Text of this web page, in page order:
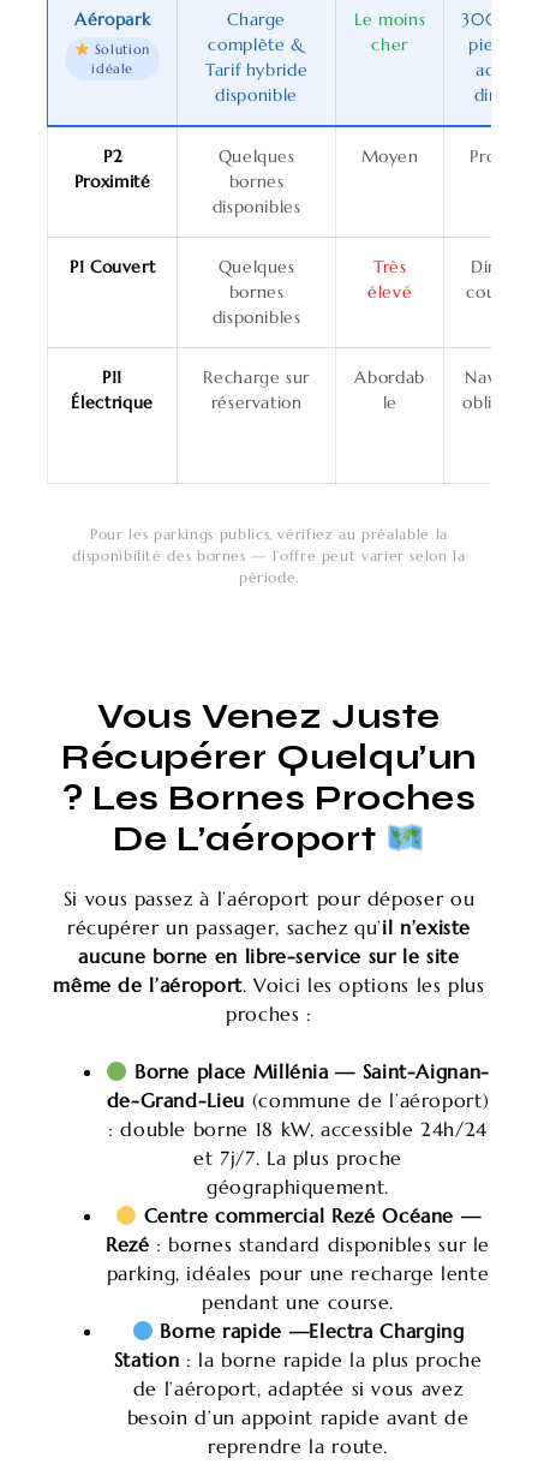
Aéropark
Solution
idéale
Charge
complète &
Tarif hybride
disponible
Le moins
cher
300 m à
pied —
accès
direct
P2
Proximité
Quelques
bornes
disponibles
Moyen Proche
P1 Couvert
Quelques
bornes
disponibles
Très
élevé
Direct,
couvert
P11
Électrique
Recharge sur
réservation
Abordab
le
Navette
obligatoi
Pour les parkings publics, vérifiez au préalable la
disponibilité des bornes — l’offre peut varier selon la
période.
Vous Venez Juste
Récupérer Quelqu’un
? Les Bornes Proches
De L’aéroport
Si vous passez à l’aéroport pour déposer ou
récupérer un passager, sachez qu’il n’existe
aucune borne en libre-service sur le site
même de l’aéroport. Voici les options les plus
proches :
Borne place Millénia — Saint-Aignan-
de-Grand-Lieu (commune de l’aéroport)
: double borne 18 kW, accessible 24h/24
et 7j/7. La plus proche
géographiquement.
Centre commercial Rezé Océane —
Rezé : bornes standard disponibles sur le
parking, idéales pour une recharge lente
pendant une course.
Borne rapide —Electra Charging
Station : la borne rapide la plus proche
de l’aéroport, adaptée si vous avez
besoin d’un appoint rapide avant de
reprendre la route.